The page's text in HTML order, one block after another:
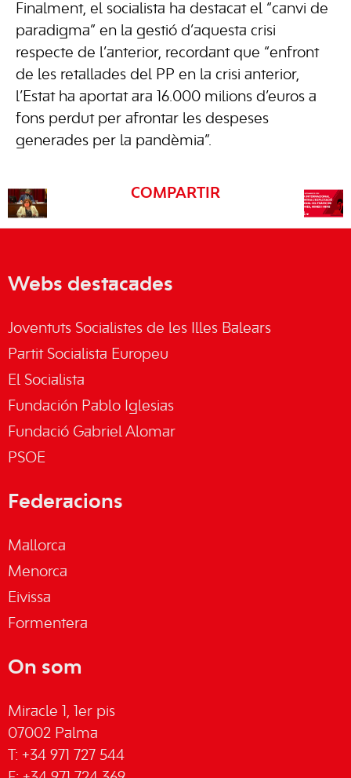
Finalment, el socialista ha destacat el “canvi de
paradigma” en la gestió d’aquesta crisi
respecte de l’anterior, recordant que “enfront
de les retallades del PP en la crisi anterior,
l’Estat ha aportat ara 16.000 milions d’euros a
fons perdut per afrontar les despeses
generades per la pandèmia”.
COMPARTIR
Webs destacades
Joventuts Socialistes de les Illes Balears
Partit Socialista Europeu
El Socialista
Fundación Pablo Iglesias
Fundació Gabriel Alomar
PSOE
Federacions
Mallorca
Menorca
Eivissa
Formentera
On som
Miracle 1, 1er pis
07002 Palma
T: +34 971 727 544